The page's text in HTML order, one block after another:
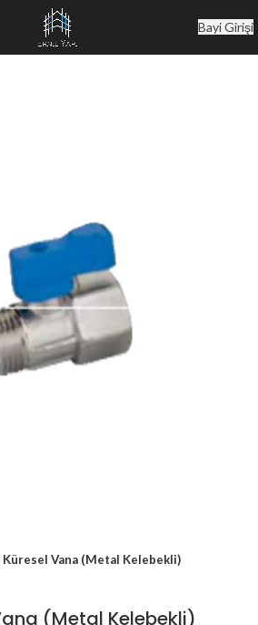
Bayi Girişi
Vana (Metal Kelebekli)
(Metal Kelebekli)